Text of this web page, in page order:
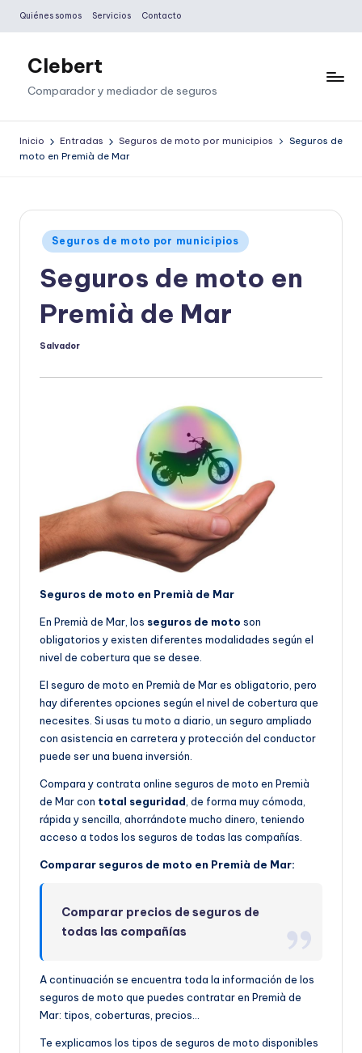
Saltar
contenido
Quiénes somos Servicios Contacto
Clebert
Comparador y mediador de seguros
Inicio Entradas Seguros de moto por municipios
Seguros de
moto en Premià de Mar
Publicado
en
Seguros de moto por municipios
Seguros de moto en
Premià de Mar
Publicado
Salvador
Seguros de moto en Premià de Mar
En Premià de Mar, los seguros de moto son
obligatorios y existen diferentes modalidades según el
nivel de cobertura que se desee.
El seguro de moto en Premià de Mar es obligatorio, pero
hay diferentes opciones según el nivel de cobertura que
necesites. Si usas tu moto a diario, un seguro ampliado
con asistencia en carretera y protección del conductor
puede ser una buena inversión.
Compara y contrata online seguros de moto en Premià
de Mar con total seguridad, de forma muy cómoda,
rápida y sencilla, ahorrándote mucho dinero, teniendo
acceso a todos los seguros de todas las compañías.
Comparar seguros de moto en Premià de Mar:
Comparar precios de seguros de
todas las compañías
A continuación se encuentra toda la información de los
seguros de moto que puedes contratar en Premià de
Mar: tipos, coberturas, precios…
Te explicamos los tipos de seguros de moto disponibles